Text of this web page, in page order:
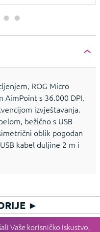
ROG Micro
AimPoint s 36.000 DPI,
izvještavanja.
bežično s USB
oblik pogodan
kabel duljine 2 m i
Vaše korisničko iskustvo,
►
►